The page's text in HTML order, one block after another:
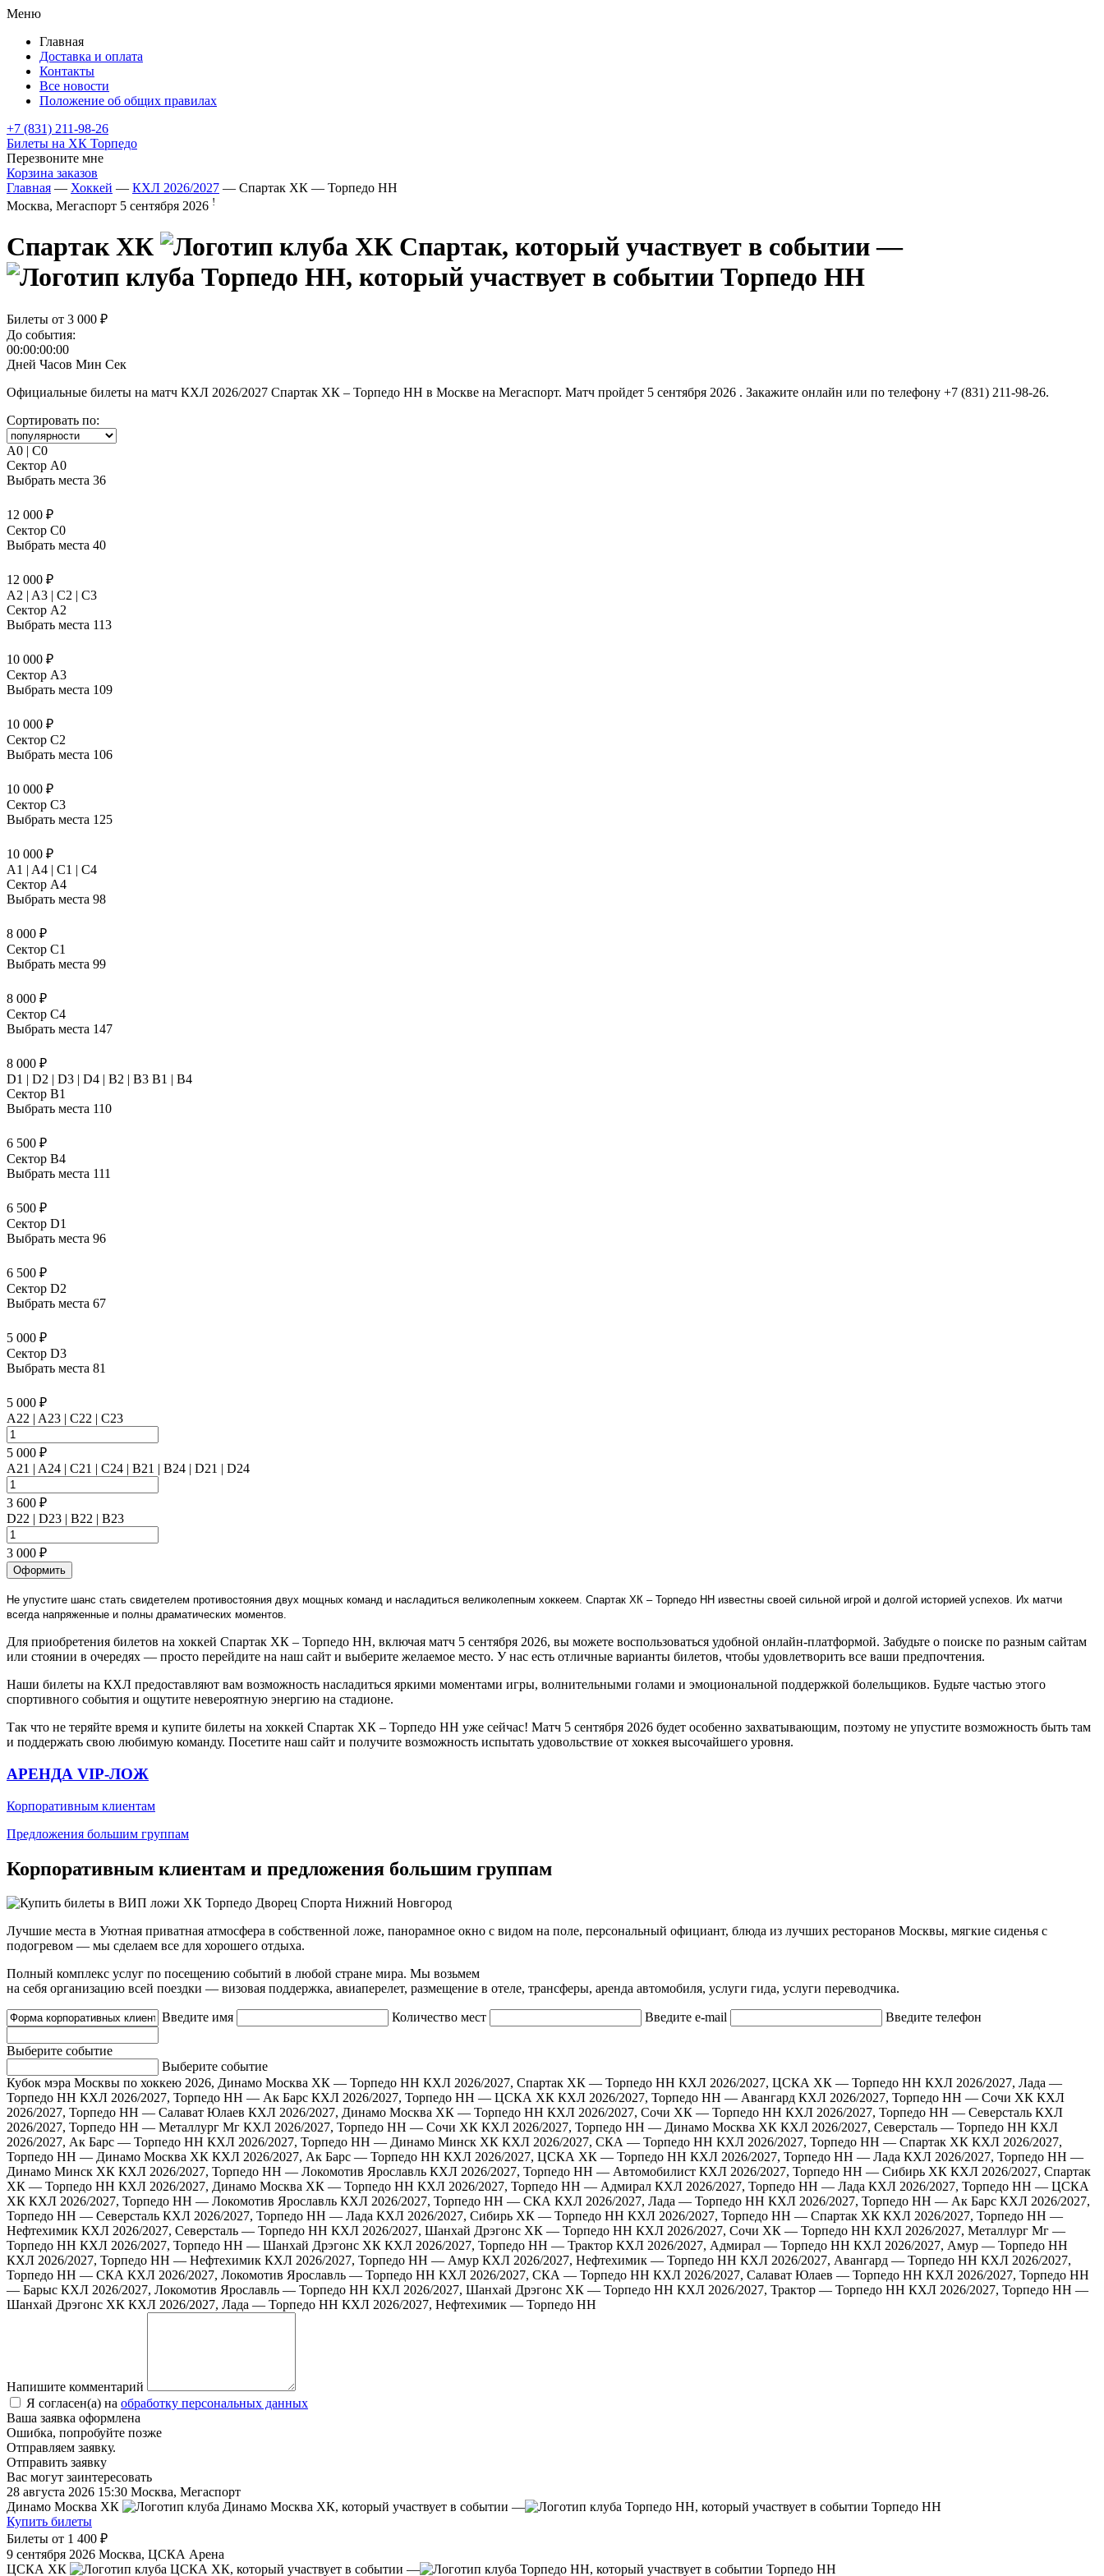
Меню
Главная
Доставка и оплата
Контакты
Все новости
Положение об общих правилах
+7 (831) 211-98-26
Билеты на ХК Торпедо
Перезвоните мне
Корзина заказов
Главная — Хоккей — КХЛ 2026/2027 — Спартак ХК — Торпедо НН
Москва, Мегаспорт 5 сентября 2026 !
Спартак ХК
—
Торпедо НН
Билеты от 3 000 ₽
До события:
00:00:00:00
Дней Часов Мин Сек
Официальные билеты на матч КХЛ 2026/2027 Спартак ХК – Торпедо НН в Москве на Мегаспорт. Матч пройдет 5 сентября 2026 . Закажите онлайн или по телефону +7 (831) 211-98-26.
Сортировать по:
A0 | C0
Сектор A0
Выбрать места 36
12 000 ₽
Сектор C0
Выбрать места 40
12 000 ₽
A2 | A3 | C2 | C3
Сектор A2
Выбрать места 113
10 000 ₽
Сектор A3
Выбрать места 109
10 000 ₽
Сектор C2
Выбрать места 106
10 000 ₽
Сектор C3
Выбрать места 125
10 000 ₽
A1 | A4 | C1 | C4
Сектор A4
Выбрать места 98
8 000 ₽
Сектор C1
Выбрать места 99
8 000 ₽
Сектор C4
Выбрать места 147
8 000 ₽
D1 | D2 | D3 | D4 | B2 | B3 B1 | В4
Сектор B1
Выбрать места 110
6 500 ₽
Сектор B4
Выбрать места 111
6 500 ₽
Сектор D1
Выбрать места 96
6 500 ₽
Сектор D2
Выбрать места 67
5 000 ₽
Сектор D3
Выбрать места 81
5 000 ₽
A22 | A23 | C22 | C23
5 000 ₽
A21 | A24 | C21 | C24 | B21 | B24 | D21 | D24
3 600 ₽
D22 | D23 | B22 | B23
3 000 ₽
Оформить
Не упустите шанс стать свидетелем противостояния двух мощных команд и насладиться великолепным хоккеем. Спартак ХК – Торпедо НН известны своей сильной игрой и долгой историей успехов. Их матчи
всегда напряженные и полны драматических моментов.
Для приобретения билетов на хоккей Спартак ХК – Торпедо НН, включая матч 5 сентября 2026, вы можете воспользоваться удобной онлайн-платформой. Забудьте о поиске по разным сайтам
или стоянии в очередях — просто перейдите на наш сайт и выберите желаемое место. У нас есть отличные варианты билетов, чтобы удовлетворить все ваши предпочтения.
Наши билеты на КХЛ предоставляют вам возможность насладиться яркими моментами игры, волнительными голами и эмоциональной поддержкой болельщиков. Будьте частью этого
спортивного события и ощутите невероятную энергию на стадионе.
Так что не теряйте время и купите билеты на хоккей Спартак ХК – Торпедо НН уже сейчас! Матч 5 сентября 2026 будет особенно захватывающим, поэтому не упустите возможность быть там
и поддержать свою любимую команду. Посетите наш сайт и получите возможность испытать удовольствие от хоккея высочайшего уровня.
АРЕНДА VIP-ЛОЖ
Корпоративным клиентам
Предложения большим группам
Корпоративным клиентам и предложения большим группам
Лучшие места в Уютная приватная атмосфера в собственной ложе, панорамное окно с видом на поле, персональный официант, блюда из лучших ресторанов Москвы, мягкие сиденья с
подогревом — мы сделаем все для хорошего отдыха.
Полный комплекс услуг по посещению событий в любой стране мира. Мы возьмем
на себя организацию всей поездки — визовая поддержка, авиаперелет, размещение в отеле, трансферы, аренда автомобиля, услуги гида, услуги переводчика.
Введите имя Количество мест Введите e-mail Введите телефон
Выберите событие
Выберите событие
Кубок мэра Москвы по хоккею 2026, Динамо Москва ХК — Торпедо НН КХЛ 2026/2027, Спартак ХК — Торпедо НН КХЛ 2026/2027, ЦСКА ХК — Торпедо НН КХЛ 2026/2027, Лада —
Торпедо НН КХЛ 2026/2027, Торпедо НН — Ак Барс КХЛ 2026/2027, Торпедо НН — ЦСКА ХК КХЛ 2026/2027, Торпедо НН — Авангард КХЛ 2026/2027, Торпедо НН — Сочи ХК КХЛ
2026/2027, Торпедо НН — Салават Юлаев КХЛ 2026/2027, Динамо Москва ХК — Торпедо НН КХЛ 2026/2027, Сочи ХК — Торпедо НН КХЛ 2026/2027, Торпедо НН — Северсталь КХЛ
2026/2027, Торпедо НН — Металлург Мг КХЛ 2026/2027, Торпедо НН — Сочи ХК КХЛ 2026/2027, Торпедо НН — Динамо Москва ХК КХЛ 2026/2027, Северсталь — Торпедо НН КХЛ
2026/2027, Ак Барс — Торпедо НН КХЛ 2026/2027, Торпедо НН — Динамо Минск ХК КХЛ 2026/2027, СКА — Торпедо НН КХЛ 2026/2027, Торпедо НН — Спартак ХК КХЛ 2026/2027,
Торпедо НН — Динамо Москва ХК КХЛ 2026/2027, Ак Барс — Торпедо НН КХЛ 2026/2027, ЦСКА ХК — Торпедо НН КХЛ 2026/2027, Торпедо НН — Лада КХЛ 2026/2027, Торпедо НН —
Динамо Минск ХК КХЛ 2026/2027, Торпедо НН — Локомотив Ярославль КХЛ 2026/2027, Торпедо НН — Автомобилист КХЛ 2026/2027, Торпедо НН — Сибирь ХК КХЛ 2026/2027, Спартак
ХК — Торпедо НН КХЛ 2026/2027, Динамо Москва ХК — Торпедо НН КХЛ 2026/2027, Торпедо НН — Адмирал КХЛ 2026/2027, Торпедо НН — Лада КХЛ 2026/2027, Торпедо НН — ЦСКА
ХК КХЛ 2026/2027, Торпедо НН — Локомотив Ярославль КХЛ 2026/2027, Торпедо НН — СКА КХЛ 2026/2027, Лада — Торпедо НН КХЛ 2026/2027, Торпедо НН — Ак Барс КХЛ 2026/2027,
Торпедо НН — Северсталь КХЛ 2026/2027, Торпедо НН — Лада КХЛ 2026/2027, Сибирь ХК — Торпедо НН КХЛ 2026/2027, Торпедо НН — Спартак ХК КХЛ 2026/2027, Торпедо НН —
Нефтехимик КХЛ 2026/2027, Северсталь — Торпедо НН КХЛ 2026/2027, Шанхай Дрэгонс ХК — Торпедо НН КХЛ 2026/2027, Сочи ХК — Торпедо НН КХЛ 2026/2027, Металлург Мг —
Торпедо НН КХЛ 2026/2027, Торпедо НН — Шанхай Дрэгонс ХК КХЛ 2026/2027, Торпедо НН — Трактор КХЛ 2026/2027, Адмирал — Торпедо НН КХЛ 2026/2027, Амур — Торпедо НН
КХЛ 2026/2027, Торпедо НН — Нефтехимик КХЛ 2026/2027, Торпедо НН — Амур КХЛ 2026/2027, Нефтехимик — Торпедо НН КХЛ 2026/2027, Авангард — Торпедо НН КХЛ 2026/2027,
Торпедо НН — СКА КХЛ 2026/2027, Локомотив Ярославль — Торпедо НН КХЛ 2026/2027, СКА — Торпедо НН КХЛ 2026/2027, Салават Юлаев — Торпедо НН КХЛ 2026/2027, Торпедо НН
— Барыс КХЛ 2026/2027, Локомотив Ярославль — Торпедо НН КХЛ 2026/2027, Шанхай Дрэгонс ХК — Торпедо НН КХЛ 2026/2027, Трактор — Торпедо НН КХЛ 2026/2027, Торпедо НН —
Шанхай Дрэгонс ХК КХЛ 2026/2027, Лада — Торпедо НН КХЛ 2026/2027, Нефтехимик — Торпедо НН
Напишите комментарий
Я согласен(а) на обработку персональных данных
Ваша заявка оформлена
Ошибка, попробуйте позже
Отправляем заявку.
Отправить заявку
Вас могут заинтересовать
28 августа 2026 15:30 Москва, Мегаспорт
Динамо Москва ХК
—
Торпедо НН
Купить билеты
Билеты от 1 400 ₽
9 сентября 2026 Москва, ЦСКА Арена
ЦСКА ХК
— Торпедо НН